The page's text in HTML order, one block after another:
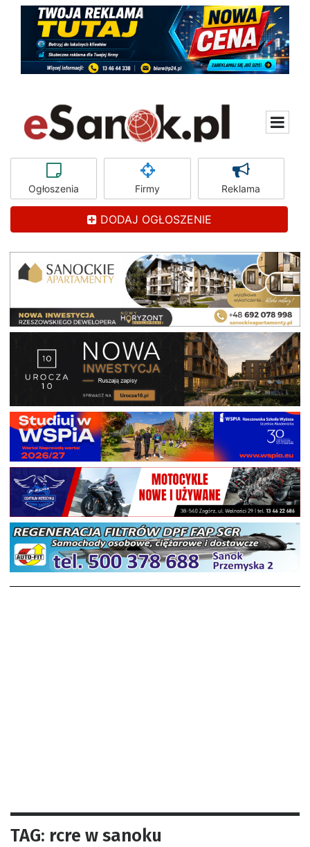
Ogłoszenia Firmy Reklama
DODAJ OGŁOSZENIE
TAG: rcre w sanoku